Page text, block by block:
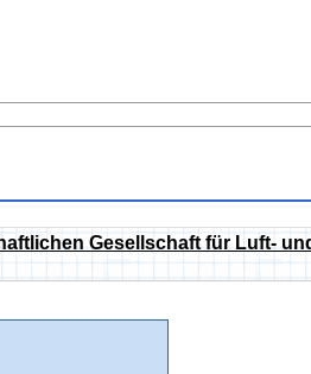
Gesellschaft für Luft-